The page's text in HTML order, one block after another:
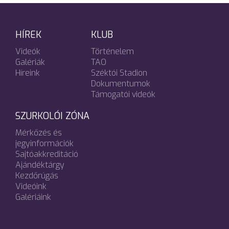
HÍREK
Videók
Galériák
Híreink
KLUB
Történelem
TAO
Széktói Stadion
Dokumentumok
Támogatói videók
SZURKOLÓI ZÓNA
Mérkőzés és
jegyinformációk
Sajtóakkreditáció
Ajándéktárgy
Kezdőrúgás
Videóink
Galériáink